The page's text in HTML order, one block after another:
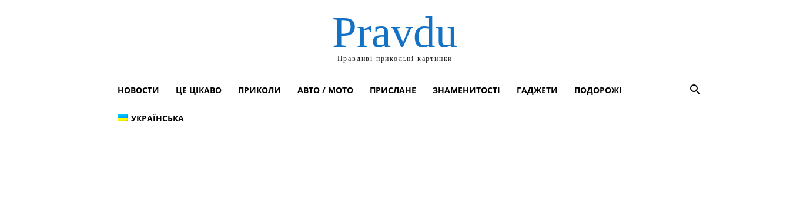
Pravdu
Правдиві прикольні картинки
НОВОСТИ ЦЕ ЦІКАВО ПРИКОЛИ АВТО / МОТО ПРИСЛАНЕ ЗНАМЕНИТОСТІ ГАДЖЕТИ ПОДОРОЖІ
УКРАЇНСЬКА